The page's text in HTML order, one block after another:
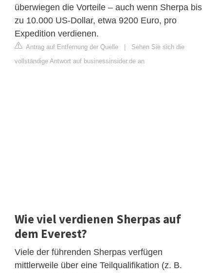
überwiegen die Vorteile – auch wenn Sherpa bis
zu 10.000 US-Dollar, etwa 9200 Euro, pro
Expedition verdienen.
Antrag auf Entfernung der Quelle
Sehen Sie sich die
vollständige Antwort auf businessinsider.de an
Wie viel verdienen Sherpas auf
dem Everest?
Viele der führenden Sherpas verfügen
mittlerweile über eine Teilqualifikation (z. B.